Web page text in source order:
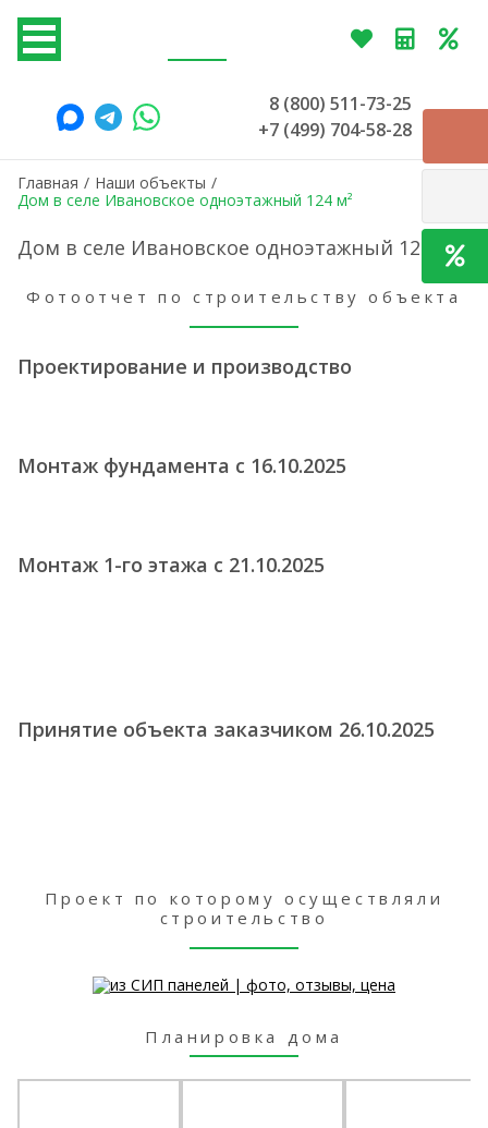
8 (800) 511-73-25
+7 (499) 704-58-28
Главная / Наши объекты /
Дом в селе Ивановское одноэтажный 124 м²
Дом в селе Ивановское одноэтажный 124 м²
Фотоотчет по строительству объекта
Проектирование и производство
Монтаж фундамента с 16.10.2025
Монтаж 1-го этажа с 21.10.2025
Принятие объекта заказчиком 26.10.2025
Проект по которому осуществляли
строительство
Планировка дома